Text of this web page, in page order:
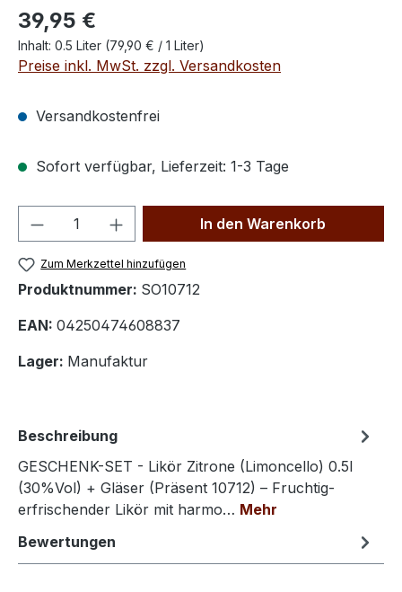
Regulärer Preis:
39,95 €
Inhalt: 0.5 Liter (79,90 € / 1 Liter)
Preise inkl. MwSt. zzgl. Versandkosten
Versandkostenfrei
Sofort verfügbar, Lieferzeit: 1-3 Tage
Produkt Anzahl: Gib denIn den Warenkorb
Zum Merkzettel hinzufügen
Produktnummer: SO10712
EAN: 04250474608837
Lager: Manufaktur
Beschreibung
GESCHENK-SET - Likör Zitrone (Limoncello) 0.5l
(30%Vol) + Gläser (Präsent 10712) – Fruchtig-
erfrischender Likör mit harmo… Mehr
Bewertungen